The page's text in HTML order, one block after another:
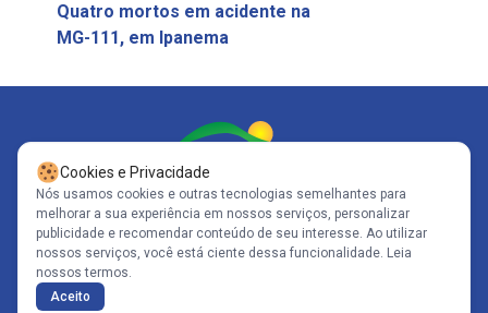
Quatro mortos em acidente na
MG-111, em Ipanema
Siga-nos
Copyright© 2005-2026 - Portal Caparaó - CNPJ: 10.570.353/0001-80 | Todos
os direitos reservados .
Cookies e Privacidade
Nós usamos cookies e outras tecnologias semelhantes para
melhorar a sua experiência em nossos serviços, personalizar
publicidade e recomendar conteúdo de seu interesse. Ao utilizar
nossos serviços, você está ciente dessa funcionalidade. Leia
nossos termos.
Aceito